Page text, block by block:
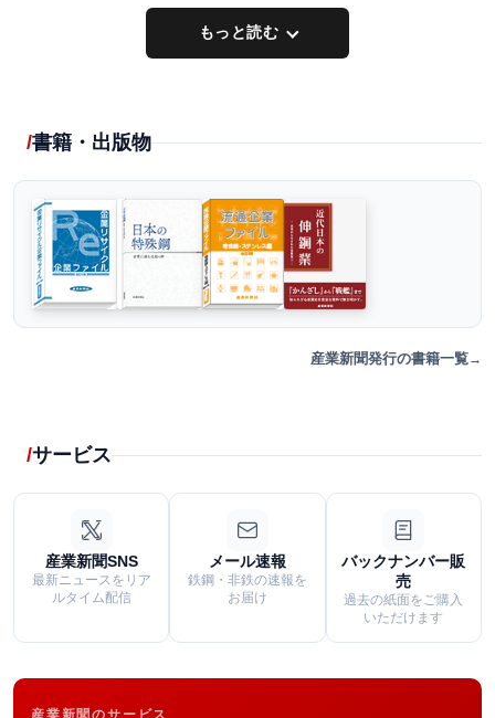
もっと読む
書籍・出版物
産業新聞発行の書籍一覧
サービス
産業新聞SNS
最新ニュースをリア
ルタイム配信
メール速報
鉄鋼・非鉄の速報を
お届け
バックナンバー販
売
過去の紙面をご購入
いただけます